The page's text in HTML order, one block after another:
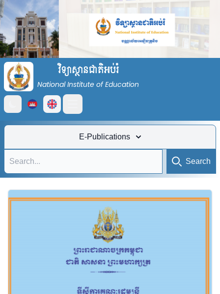
វិទ្យាស្ថានជាតិអប់រំ
National Institute of Education
Open main menu
E-Publications
Search